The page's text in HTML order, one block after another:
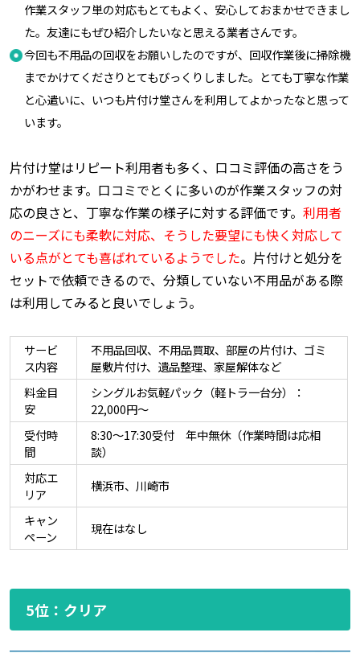
作業スタッフ単の対応もとてもよく、安心しておまかせできまし
た。友達にもぜひ紹介したいなと思える業者さんです。
今回も不用品の回収をお願いしたのですが、回収作業後に掃除機
までかけてくださりとてもびっくりしました。とても丁寧な作業
と心遣いに、いつも片付け堂さんを利用してよかったなと思って
います。
片付け堂はリピート利用者も多く、口コミ評価の高さをう
かがわせます。口コミでとくに多いのが作業スタッフの対
応の良さと、丁寧な作業の様子に対する評価です。 利用者
のニーズにも柔軟に対応、そうした要望にも快く対応して
いる点がとても喜ばれているようでした。片付けと処分を
セットで依頼できるので、分類していない不用品がある際
は利用してみると良いでしょう。
サービ
ス内容
不用品回収、不用品買取、部屋の片付け、ゴミ
屋敷片付け、遺品整理、家屋解体など
料金目
安
シングルお気軽パック（軽トラ一台分）：
22,000円～
受付時
間
8:30～17:30受付 年中無休（作業時間は応相
談）
対応エ
リア
横浜市、川崎市
キャン
ペーン
現在はなし
5位：クリア